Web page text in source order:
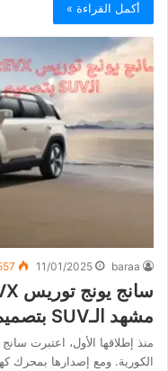
أكمل القراءة »
baraa
11/01/2025
مشهد الـSUV بتصميم عصري وأداء متطور
منذ إطلاقها الأول، اعتبرت
الكورية. ومع إصدارها بمحرك